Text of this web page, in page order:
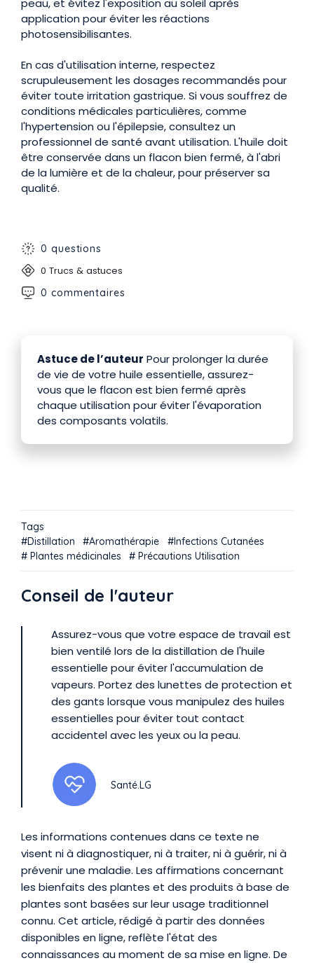
peau, et évitez l'exposition au soleil après
application pour éviter les réactions
photosensibilisantes.
En cas d'utilisation interne, respectez
scrupuleusement les dosages recommandés pour
éviter toute irritation gastrique. Si vous souffrez de
conditions médicales particulières, comme
l'hypertension ou l'épilepsie, consultez un
professionnel de santé avant utilisation. L'huile doit
être conservée dans un flacon bien fermé, à l'abri
de la lumière et de la chaleur, pour préserver sa
qualité.
0 questions
0 Trucs & astuces
0 commentaires
Astuce de l’auteur Pour prolonger la durée
de vie de votre huile essentielle, assurez-
vous que le flacon est bien fermé après
chaque utilisation pour éviter l'évaporation
des composants volatils.
Tags
Distillation
Aromathérapie
Infections Cutanées
Plantes médicinales
Précautions Utilisation
Conseil de l'auteur
Assurez-vous que votre espace de travail est
bien ventilé lors de la distillation de l'huile
essentielle pour éviter l'accumulation de
vapeurs. Portez des lunettes de protection et
des gants lorsque vous manipulez des huiles
essentielles pour éviter tout contact
accidentel avec les yeux ou la peau.
Santé.LG
Les informations contenues dans ce texte ne
visent ni à diagnostiquer, ni à traiter, ni à guérir, ni à
prévenir une maladie. Les affirmations concernant
les bienfaits des plantes et des produits à base de
plantes sont basées sur leur usage traditionnel
connu. Cet article, rédigé à partir des données
disponibles en ligne, reflète l'état des
connaissances au moment de sa mise en ligne. De